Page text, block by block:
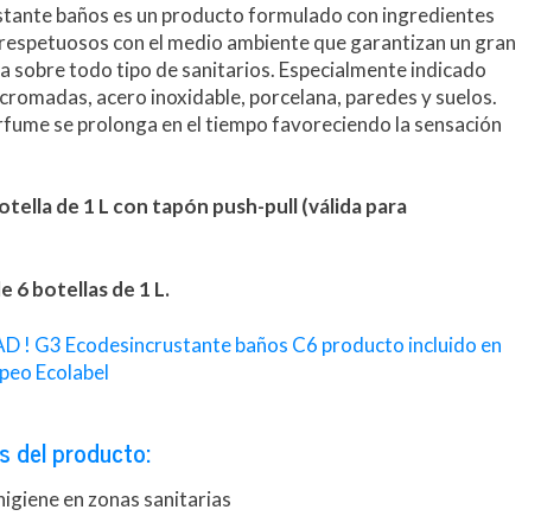
baños es un producto formulado con ingredientes
con el medio ambiente que garantizan un gran
sobre todo tipo de sanitarios. Especialmente indicado
acero inoxidable, porcelana, paredes y suelos.
se prolonga en el tiempo favoreciendo la sensación
de 1 L con tapón push-pull (válida para
6 botellas de 1 L.
! G3 Ecodesincrustante baños C6 producto incluido en
Ecolabel
del producto:
en zonas sanitarias